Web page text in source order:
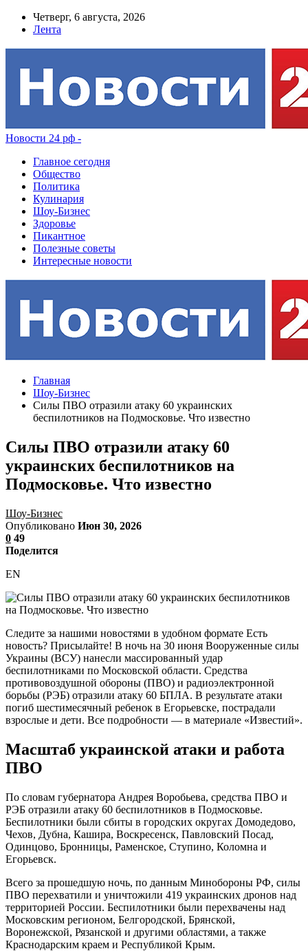
Четверг, 6 августа, 2026
Лента
Новости 24 рф -
Главное сегодня
Общество
Политика
Кулинария
Шоу-Бизнес
Здоровье
Пикантное
Полезные советы
Интересные новости
Главная
Шоу-Бизнес
Силы ПВО отразили атаку 60 украинских
беспилотников на Подмосковье. Что известно
Силы ПВО отразили атаку 60
украинских беспилотников на
Подмосковье. Что известно
Шоу-Бизнес
Опубликовано Июн 30, 2026
0 49
Поделится
EN
Следите за нашими новостями в удобном формате Есть
новость? Присылайте! В ночь на 30 июня Вооруженные силы
Украины (ВСУ) нанесли массированный удар
беспилотниками по Московской области. Средства
противовоздушной обороны (ПВО) и радиоэлектронной
борьбы (РЭБ) отразили атаку 60 БПЛА. В результате атаки
погиб шестимесячный ребенок в Егорьевске, пострадали
взрослые и дети. Все подробности — в материале «Известий».
Масштаб украинской атаки и работа
ПВО
По словам губернатора Андрея Воробьева, средства ПВО и
РЭБ отразили атаку 60 беспилотников в Подмосковье.
Беспилотники были сбиты в городских округах Домодедово,
Чехов, Дубна, Кашира, Воскресенск, Павловский Посад,
Одинцово, Бронницы, Раменское, Ступино, Коломна и
Егорьевск.
Всего за прошедшую ночь, по данным Минобороны РФ, силы
ПВО перехватили и уничтожили 419 украинских дронов над
территорией России. Беспилотники были перехвачены над
Московским регионом, Белгородской, Брянской,
Воронежской, Рязанской и другими областями, а также
Краснодарским краем и Республикой Крым.